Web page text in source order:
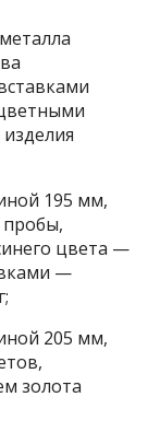
195 мм,
пробы,
цвета —
—
205 мм,
золота